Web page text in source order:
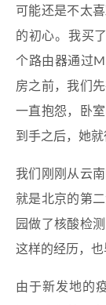
可能还是不太
的初心。我买
个路由器通过
房之前，我们
一直抱怨，卧
到手之后，她就
我们刚刚从云
就是北京的第
园做了核酸检
这样的经历，也
由于新发地的